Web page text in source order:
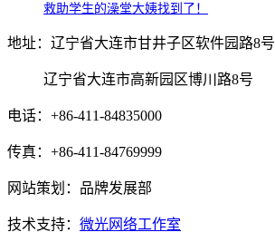
救助学生的澡堂大姨找到了！
地址：辽宁省大连市甘井子区软件园路8号
辽宁省大连市高新园区博川路8号
电话：+86-411-84835000
传真：+86-411-84769999
网站策划：品牌发展部
技术支持： 微光网络工作室